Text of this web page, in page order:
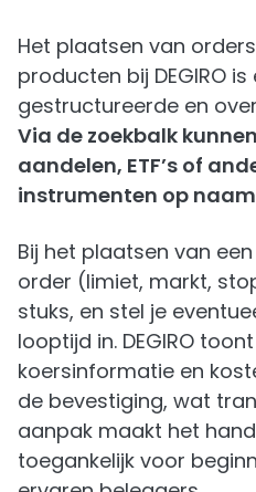
Het plaatsen van
producten bij DEGIRO
gestructureerde en
Via de zoekbalk
aandelen, ETF’s of
instrumenten op
Bij het plaatsen van
order (limiet, markt,
stuks, en stel je
looptijd in. DEGIRO
koersinformatie en
de bevestiging, wat
aanpak maakt het
toegankelijk voor